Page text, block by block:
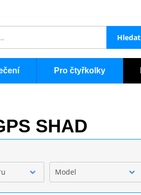
Hledat
Pro čtyřkolky
SHAD
Model